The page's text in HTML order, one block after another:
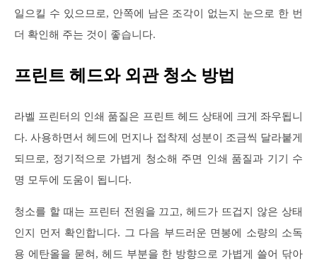
일으킬 수 있으므로, 안쪽에 남은 조각이 없는지 눈으로 한 번
더 확인해 주는 것이 좋습니다.
프린트 헤드와 외관 청소 방법
라벨 프린터의 인쇄 품질은 프린트 헤드 상태에 크게 좌우됩니
다. 사용하면서 헤드에 먼지나 접착제 성분이 조금씩 달라붙게
되므로, 정기적으로 가볍게 청소해 주면 인쇄 품질과 기기 수
명 모두에 도움이 됩니다.
청소를 할 때는 프린터 전원을 끄고, 헤드가 뜨겁지 않은 상태
인지 먼저 확인합니다. 그 다음 부드러운 면봉에 소량의 소독
용 에탄올을 묻혀, 헤드 부분을 한 방향으로 가볍게 쓸어 닦아